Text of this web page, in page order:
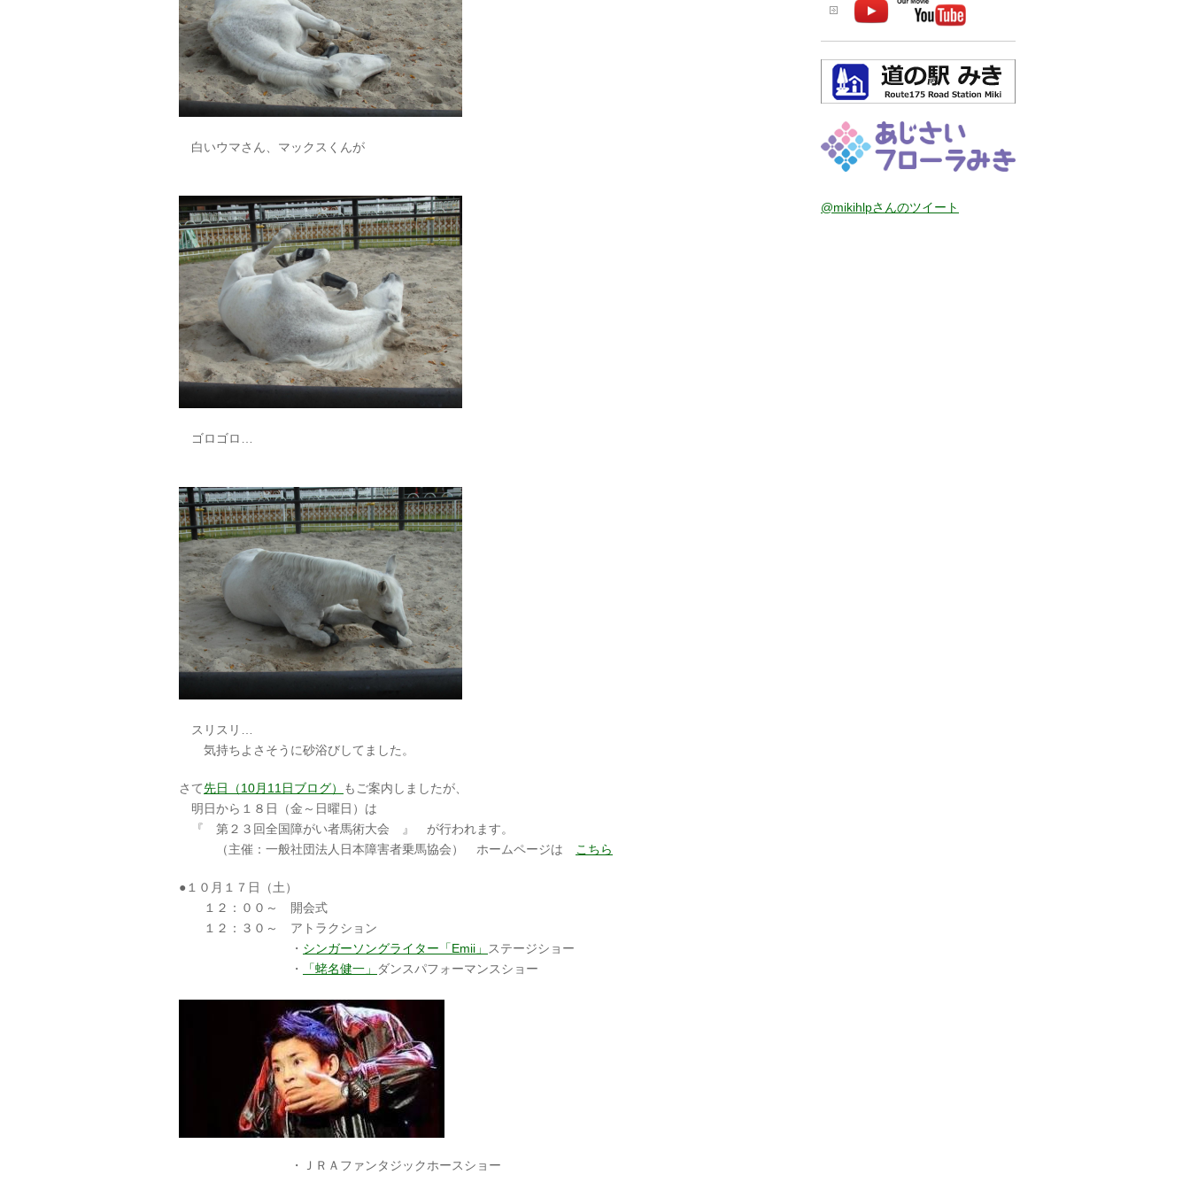
白いウマさん、マックスくんが
ゴロゴロ…
スリスリ…
気持ちよさそうに砂浴びしてました。
さて先日（10月11日ブログ）
もご案内しましたが、
明日から１８日（金～日曜日）は
『 第２３回全国障がい者馬術大会 』 が行われます。
（主催：一般社団法人日本障害者乗馬協会） ホームページは
こちら
●１０月１７日（土）
１２：００～ 開会式
１２：３０～ アトラクション
・ シンガーソングライター「Emii」
ステージショー
・
「蛯名健一」 ダンスパフォーマンスショー
・ＪＲＡファンタジックホースショー
@mikihlpさんのツイート